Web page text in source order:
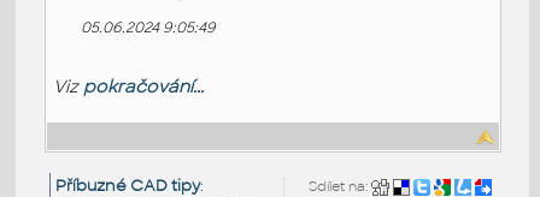
05.06.2024 9:05:49
Viz pokračování...
Sdílet na:
Příbuzné CAD tipy: